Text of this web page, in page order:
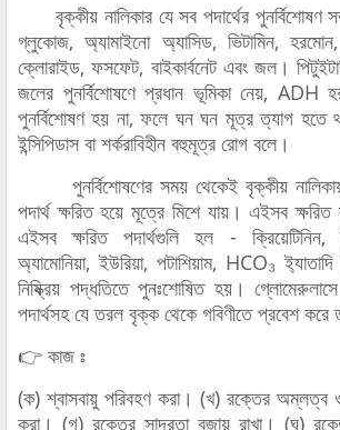
বৃক্কীয় নালিকার যে সব পদার্থের পুনর্বিশোষণ
গ্লুকোজ, অ্যামাইনো অ্যাসিড, ভিটামিন, হরমোন,
ক্লোরাইড, ফসফেট, বাইকার্বনেট এবং জল।
জলের পুনর্বিশোষণে প্রধান ভূমিকা নেয়, ADH
পুনর্বিশোষণ হয় না, ফলে ঘন ঘন মূত্র ত্যাগ হতে
ইন্সিপিডাস বা শর্করাবিহীন বহুমূত্র রোগ বলে।
পুনর্বিশোষণের সময় থেকেই বৃক্কীয়
পদার্থ ক্ষরিত হয়ে মূত্রে মিশে যায়। এইসব
এইসব ক্ষরিত পদার্থগুলি হল - ক্রিয়েটিনিন,
অ্যামোনিয়া, ইউরিয়া, পটাশিয়াম, HCO₃
নিষ্ক্রিয় পদ্ধতিতে পুনঃশোষিত হয়।
পদার্থসহ যে তরল বৃক্ক থেকে গবিণীতে প্রবেশ
👉 কাজ ঃ
(ক) শ্বাসবায়ু পরিবহণ করা। (খ) রক্তের অম্লত্ব ও
করা। (গ) রক্তের সান্দ্রতা বজায় রাখা। (ঘ)